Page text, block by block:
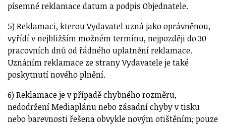
písemné reklamace datum a podpis Objednatele.
5) Reklamaci, kterou Vydavatel uzná jako oprávněnou,
vyřídí v nejbližším možném termínu, nejpozději do 30
pracovních dnů od řádného uplatnění reklamace.
Uznáním reklamace ze strany Vydavatele je také
poskytnutí nového plnění.
6) Reklamace je v případě chybného rozměru,
nedodržení Mediaplánu nebo zásadní chyby v tisku
nebo barevnosti řešena obvykle novým otištěním; pouze